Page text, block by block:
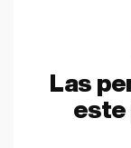
Las
este